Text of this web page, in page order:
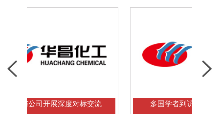
司开展深度对标交流 多国学者到访华昌能源考察交